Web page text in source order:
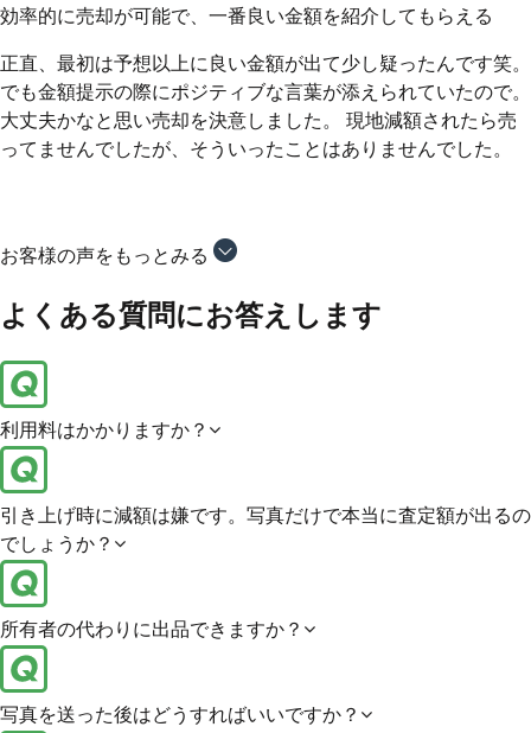
バイク業者との面倒な連絡が無くて楽だった
以前、一括出張査定を使ったときに電話の嵐でウンザリしまし
て…「うちなら他社より〇万円高く買い取れますよ」と色んな
業者に言われて、よく分からなくなりました笑。 でもカチエ
ックスさんの場合は、落札が完了するまでカチエックスの担当
お客様の声をもっとみる
よくある質問にお答えします
利用料はかかりますか？
引き上げ時に減額は嫌です。写真だけで本当に査定額が出るの
でしょうか？
所有者の代わりに出品できますか？
写真を送った後はどうすればいいですか？